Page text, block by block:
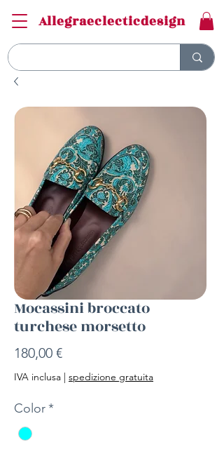
Allegraeclecticdesign
Mocassini broccato
turchese morsetto
180,00 €Prezzo
IVA inclusa | spedizione gratuita
Color*